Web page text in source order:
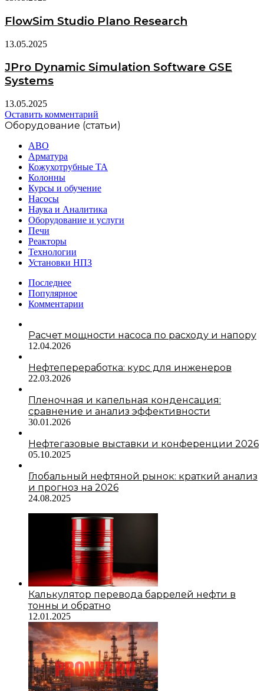
FlowSim Studio Plano Research
13.05.2025
JPro Dynamic Simulation Software GSE
Systems
13.05.2025
Оставить комментарий
Оборудование (статьи)
АВО
Арматура
Кожухотрубные ТА
Колонны
Курсы и обучение
Насосы
Наука и Аналитика
Оборудование и услуги
Печи
Реакторы
Технологии
Установки НПЗ
Последнее
Популярное
Комментарии
Расчет мощности насоса по расходу и напору
12.04.2026
Нефтепереработка: курс для инженеров
22.03.2026
Пленочная и капельная конденсация:
сравнение и анализ эффективности
30.01.2026
Нефтегазовые выставки и конференции 2026
05.10.2025
Глобальный нефтяной рынок: краткий анализ
и прогноз на 2026
24.08.2025
Калькулятор перевода баррелей нефти в
тонны и обратно
12.01.2025